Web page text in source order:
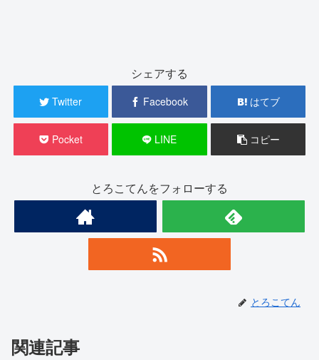
シェアする
Twitter Facebook はてブ
Pocket LINE コピー
とろこてんをフォローする
とろこてん
関連記事